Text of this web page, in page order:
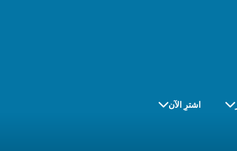
اشترِ الآن